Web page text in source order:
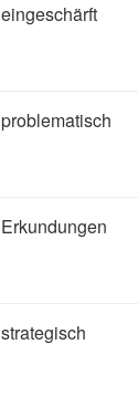
eingeschärft
problematisch
Erkundungen
strategisch